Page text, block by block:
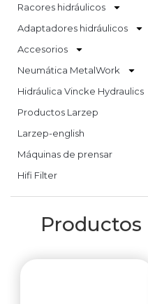
Racores hidráulicos
Adaptadores hidráulicos
Accesorios
Neumática MetalWork
Hidráulica Vincke Hydraulics
Productos Larzep
Larzep-english
Máquinas de prensar
Hifi Filter